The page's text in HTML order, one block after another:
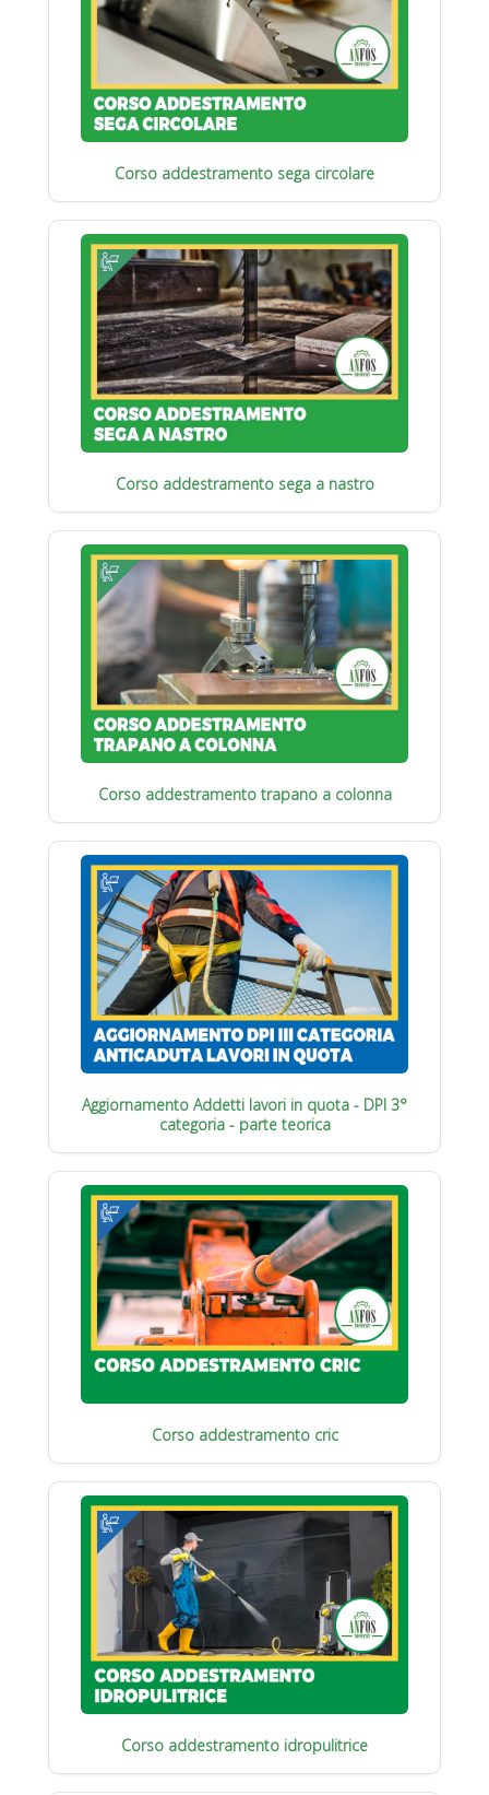
Corso addestramento sega circolare
Corso addestramento sega a nastro
Corso addestramento trapano a colonna
Aggiornamento Addetti lavori in quota - DPI 3°
categoria - parte teorica
Corso addestramento cric
Corso addestramento idropulitrice